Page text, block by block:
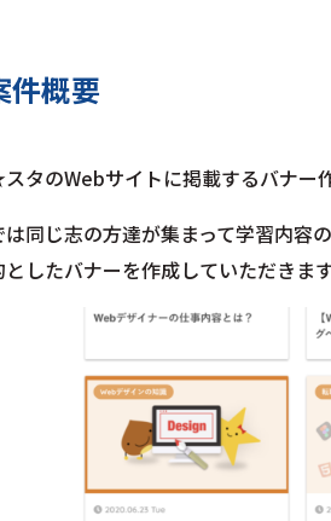
件概要
タのWebサイトに掲載するバナー
は同じ志の方達が集まって学習内容
したバナーを作成していただきます